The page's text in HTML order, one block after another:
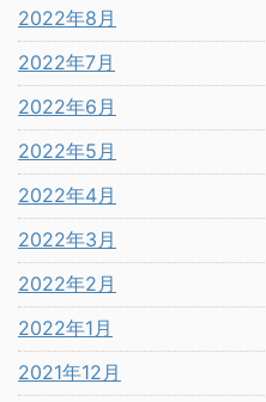
2022年8月
2022年7月
2022年6月
2022年5月
2022年4月
2022年3月
2022年2月
2022年1月
2021年12月